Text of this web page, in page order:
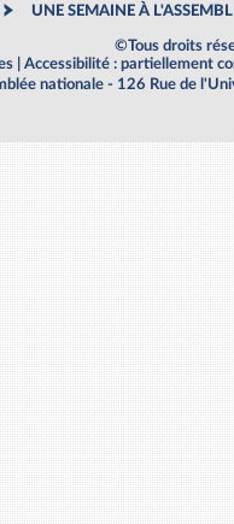
UNE SEMAINE À
©Tous droits
Accessibilité : partiellement
nationale - 126 Rue de